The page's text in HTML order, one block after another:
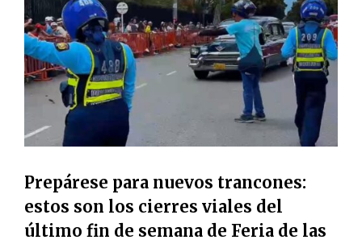
Prepárese para nuevos trancones:
estos son los cierres viales del
último fin de semana de Feria de las